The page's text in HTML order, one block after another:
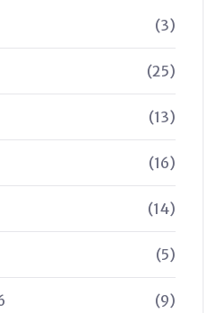
(3)
(25)
(13)
(16)
(14)
(5)
(9)